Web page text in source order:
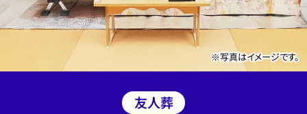
※写真はイメージです。
友人葬